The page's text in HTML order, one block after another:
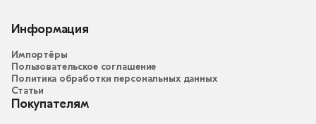
Информация
Импортёры
Пользовательское соглашение
Политика обработки персональных данных
Статьи
Покупателям